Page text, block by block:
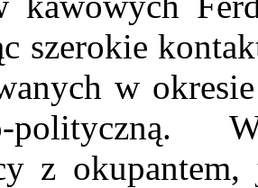
szerokie
w
z